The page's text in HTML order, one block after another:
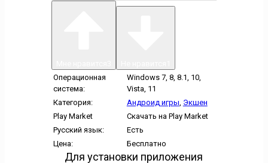
Операционная
система:
Windows 7, 8, 8.1, 10,
Vista, 11
Категория:
Андроид игры, Экшен
Play Market
Скачать на Play Market
Русский язык:
Есть
Цена:
Бесплатно
Для установки приложения